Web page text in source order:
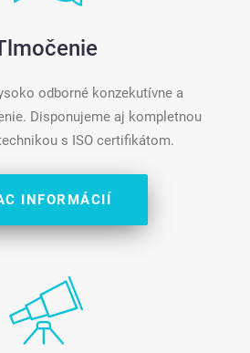
odborné konzekutívne a
Disponujeme aj kompletnou
s ISO certifikátom.
INFORMÁCIÍ